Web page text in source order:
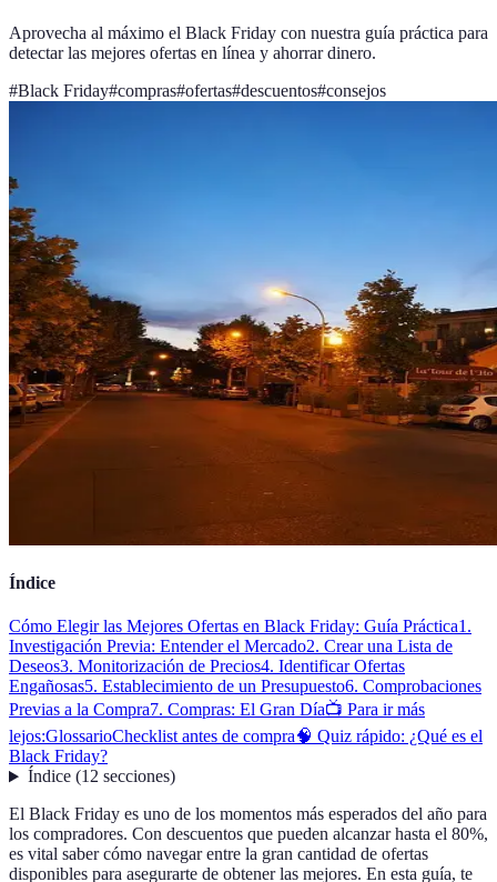
Aprovecha al máximo el Black Friday con nuestra guía práctica para
detectar las mejores ofertas en línea y ahorrar dinero.
#Black Friday#compras#ofertas#descuentos#consejos
Índice
Cómo Elegir las Mejores Ofertas en Black Friday: Guía Práctica1.
Investigación Previa: Entender el Mercado2. Crear una Lista de
Deseos3. Monitorización de Precios4. Identificar Ofertas
Engañosas5. Establecimiento de un Presupuesto6. Comprobaciones
Previas a la Compra7. Compras: El Gran Día📺 Para ir más
lejos:GlossarioChecklist antes de compra🧠 Quiz rápido: ¿Qué es el
Black Friday?
Índice(12 secciones)
El Black Friday es uno de los momentos más esperados del año para
los compradores. Con descuentos que pueden alcanzar hasta el 80%,
es vital saber cómo navegar entre la gran cantidad de ofertas
disponibles para asegurarte de obtener las mejores. En esta guía, te